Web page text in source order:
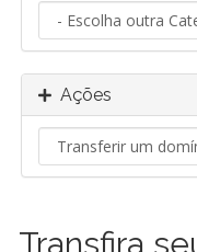
Ações
Transfira